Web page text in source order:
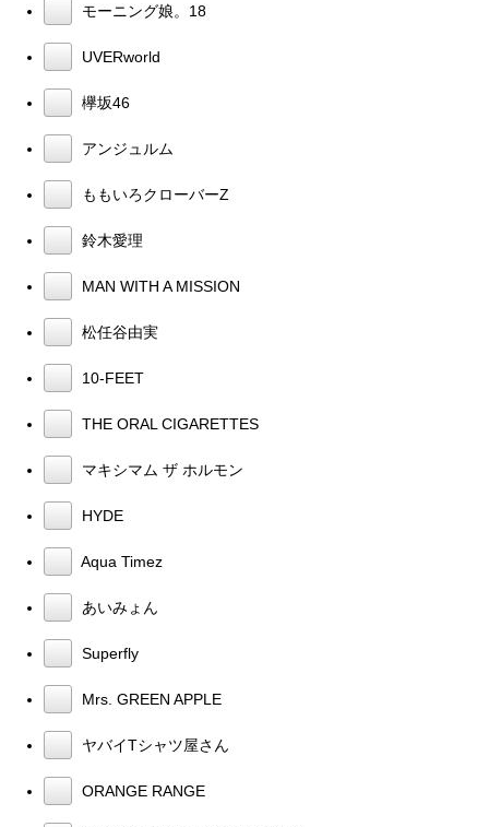
モーニング娘。18
UVERworld
欅坂46
アンジュルム
ももいろクローバーZ
鈴木愛理
MAN WITH A MISSION
松任谷由実
10-FEET
THE ORAL CIGARETTES
マキシマム ザ ホルモン
HYDE
Aqua Timez
あいみょん
Superfly
Mrs. GREEN APPLE
ヤバイTシャツ屋さん
ORANGE RANGE